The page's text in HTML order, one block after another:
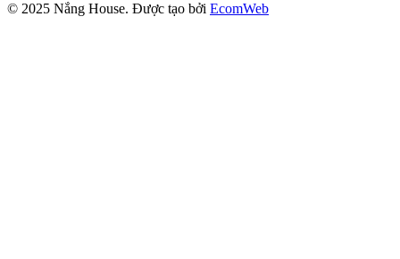
© 2025 Nắng House. Được tạo bởi EcomWeb